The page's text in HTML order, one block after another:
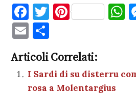
F
a
c
e
b
T
te
r
Pi
es
t A
E
m
ai
l
n
di
Articoli Correlati:
I Sardi di su disterru
rosa a Molentargius